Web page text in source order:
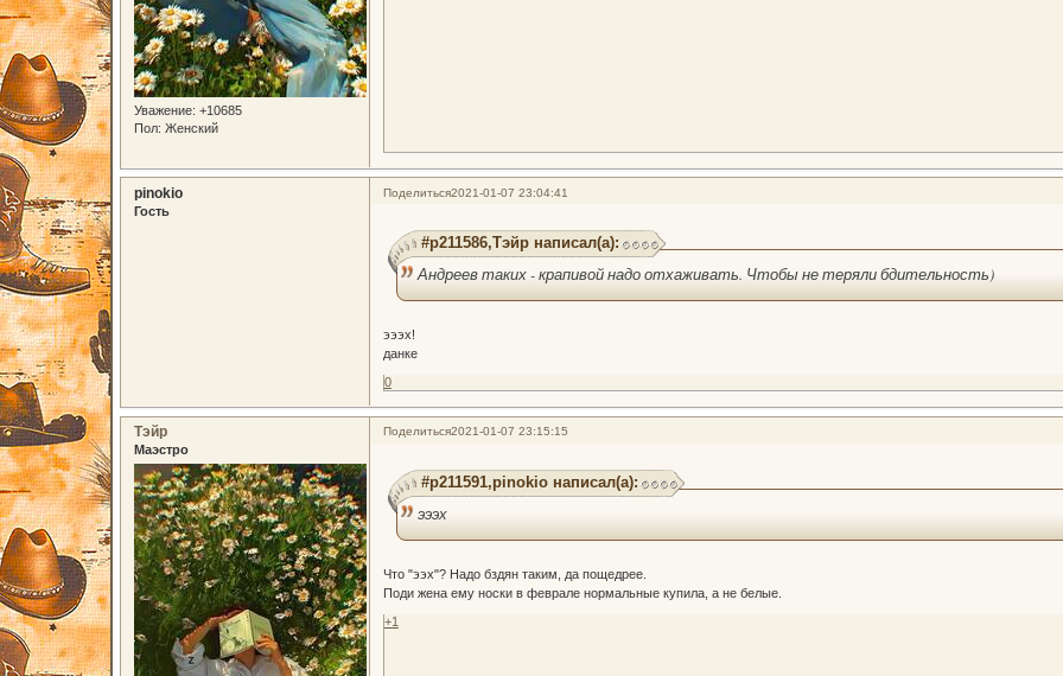
Уважение: +10685
Пол: Женский
Поделиться2021-01-07 23:04:41
pinokio
Гость
#p211586,Тэйр написал(а):
Андреев таких - крапивой надо отхаживать. Чтобы не теряли бдительность)
эээх!
данке
0
Поделиться2021-01-07 23:15:15
Тэйр
Маэстро
#p211591,pinokio написал(а):
эээх
Что "ээх"? Надо бздян таким, да пощедрее.
Поди жена ему носки в феврале нормальные купила, а не белые.
+1